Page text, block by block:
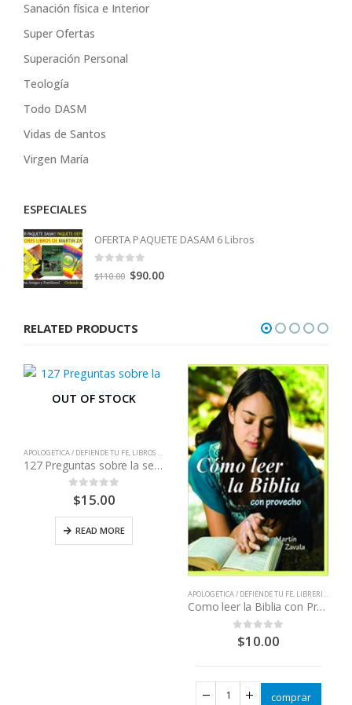
Sanación física e Interior
Super Ofertas
Superación Personal
Teología
Todo DASM
Vidas de Santos
Virgen María
ESPECIALES
OFERTA PAQUETE DASAM 6 Libros
out of 5
$110.00 Original
$110.00.
$90.00Current
RELATED PRODUCTS
OUT OF STOCK
APOLOGETICA / DEFIENDE TU FE, LIBROS QUE CAMBIAN VIDAS
127 Preguntas sobre la secta de Jehová
out of 5
$15.00
READ MORE
APOLOGETICA / DEFIENDE TU FE, LIBRERIA CATOLICA
Como leer la Biblia con Provecho
out of 5
$10.00
comprar